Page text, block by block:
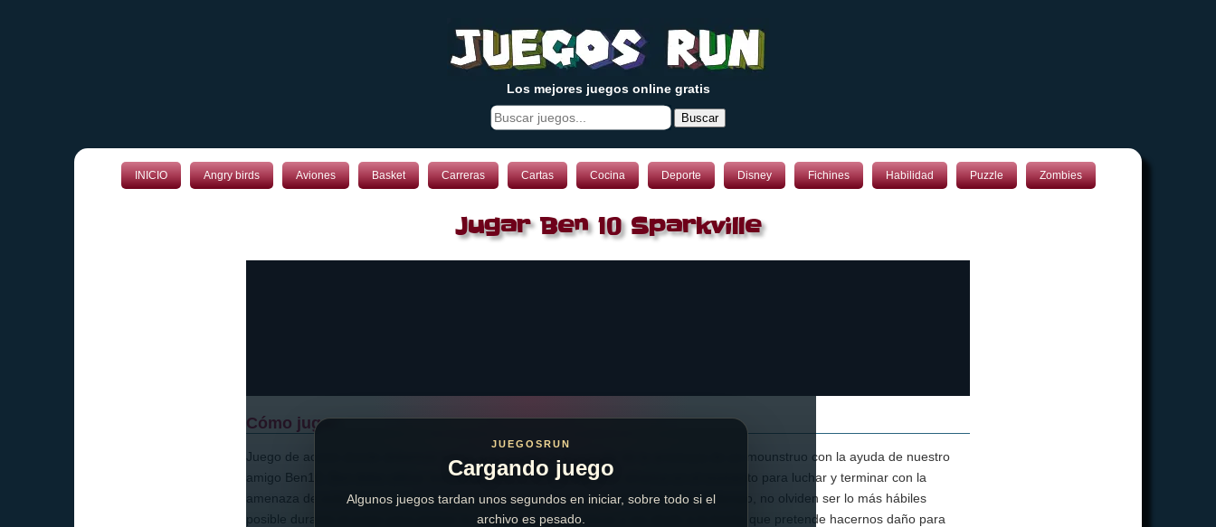
Los mejores juegos online gratis
Buscar
INICIO Angry birds Aviones Basket Carreras Cartas Cocina Deporte Disney Fichines Habilidad Puzzle Zombies
Jugar Ben 10 Sparkville
JUEGOSRUN
Cargando juego
Algunos juegos tardan unos segundos en iniciar, sobre todo si el
archivo es pesado.
Cómo jugar:
Juego de acción donde debemos salvar a la ciudad de Sparkville de la amenaza de un mounstruo con la ayuda de nuestro
amigo Ben10. Ben debe utilizar todos los poderes que tenga a su alcance en el momento para luchar y terminar con la
amenaza de este enemigo que realmente le viene quitando el sueño desde hace tiempo, no olviden ser lo más hábiles
posible durante el juego para pensar la forma correcta de atacar y así abatir a la bestia que pretende hacernos daño para